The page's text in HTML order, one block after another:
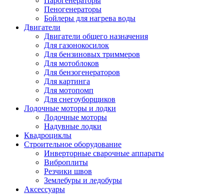
Пеногенераторы
Бойлеры для нагрева воды
Двигатели
Двигатели общего назначения
Для газонокосилок
Для бензиновых триммеров
Для мотоблоков
Для бензогенераторов
Для картинга
Для мотопомп
Для снегоуборщиков
Лодочные моторы и лодки
Лодочные моторы
Надувные лодки
Квадроциклы
Строительное оборудование
Инверторные сварочные аппараты
Виброплиты
Резчики швов
Землебуры и ледобуры
Аксессуары